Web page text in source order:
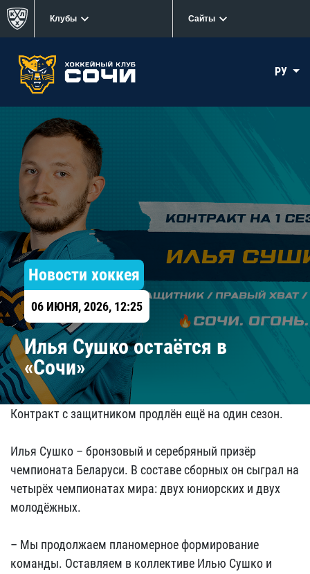
Клубы Сайты
РУ
Новости хоккея
06 ИЮНЯ, 2026, 12:25
Илья Сушко остаётся в
«Сочи»
Контракт с защитником продлён ещё на один сезон.
Илья Сушко – бронзовый и серебряный призёр
чемпионата Беларуси. В составе сборных он сыграл на
четырёх чемпионатах мира: двух юниорских и двух
молодёжных.
– Мы продолжаем планомерное формирование
команды. Оставляем в коллективе Илью Сушко и